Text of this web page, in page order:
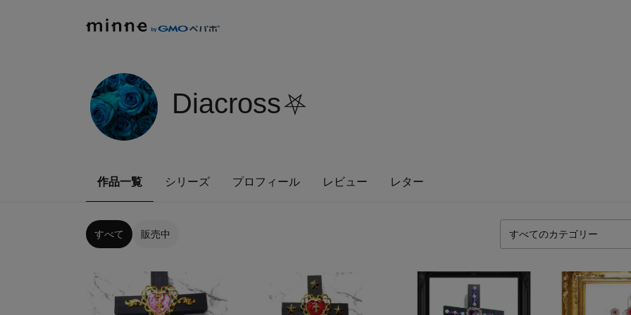
Diacross⛧
作品一覧 シリーズ プロフィール レビュー レター
すべて 販売中